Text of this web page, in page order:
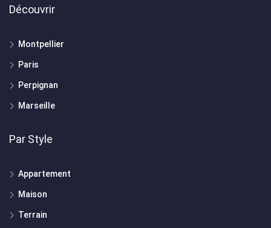
Découvrir
Montpellier
Paris
Perpignan
Marseille
Par Style
Appartement
Maison
Terrain